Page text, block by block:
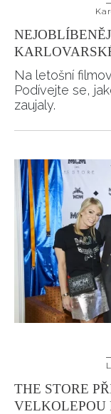
Na letošní
Podívejte se,
zaujaly.
THE STORE
VELKOLEPOU